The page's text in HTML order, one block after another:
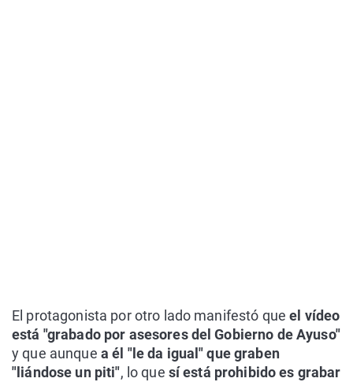
El protagonista por otro lado manifestó que el vídeo
está "grabado por asesores del Gobierno de Ayuso"
y que aunque a él "le da igual" que graben
"liándose un piti", lo que sí está prohibido es grabar